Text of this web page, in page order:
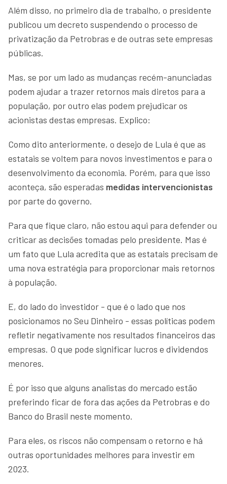
Além disso, no primeiro dia de trabalho, o presidente
publicou um decreto suspendendo o processo de
privatização da Petrobras e de outras sete empresas
públicas.
Mas, se por um lado as mudanças recém-anunciadas
podem ajudar a trazer retornos mais diretos para a
população, por outro elas podem prejudicar os
acionistas destas empresas. Explico:
Como dito anteriormente, o desejo de Lula é que as
estatais se voltem para novos investimentos e para o
desenvolvimento da economia. Porém, para que isso
aconteça, são esperadas medidas intervencionistas
por parte do governo.
Para que fique claro, não estou aqui para defender ou
criticar as decisões tomadas pelo presidente. Mas é
um fato que Lula acredita que as estatais precisam de
uma nova estratégia para proporcionar mais retornos
à população.
E, do lado do investidor - que é o lado que nos
posicionamos no Seu Dinheiro - essas políticas podem
refletir negativamente nos resultados financeiros das
empresas. O que pode significar lucros e dividendos
menores.
É por isso que alguns analistas do mercado estão
preferindo ficar de fora das ações da Petrobras e do
Banco do Brasil neste momento.
Para eles, os riscos não compensam o retorno e há
outras oportunidades melhores para investir em
2023.